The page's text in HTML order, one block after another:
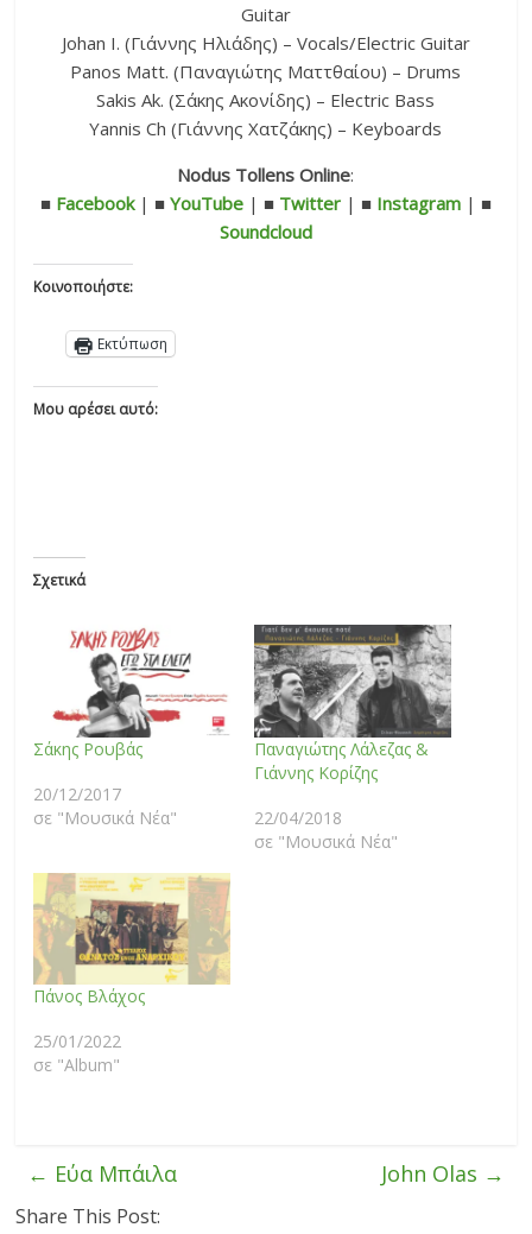
Guitar
Johan I. (Γιάννης Ηλιάδης) – Vocals/Electric Guitar
Panos Matt. (Παναγιώτης Ματτθαίου) – Drums
Sakis Ak. (Σάκης Ακονίδης) – Electric Bass
Yannis Ch (Γιάννης Χατζάκης) – Keyboards
Nodus Tollens Online:
■ Facebook| ■ YouTube| ■ Twitter| ■ Instagram| ■
Soundcloud
Κοινοποιήστε:
Εκτύπωση
Μου αρέσει αυτό:
Σχετικά
Σάκης Ρουβάς
20/12/2017
σε "Μουσικά Νέα"
Παναγιώτης Λάλεζας &
Γιάννης Κορίζης
22/04/2018
σε "Μουσικά Νέα"
Πάνος Βλάχος
25/01/2022
σε "Album"
← Εύα Μπάιλα John Olas →
Share This Post: